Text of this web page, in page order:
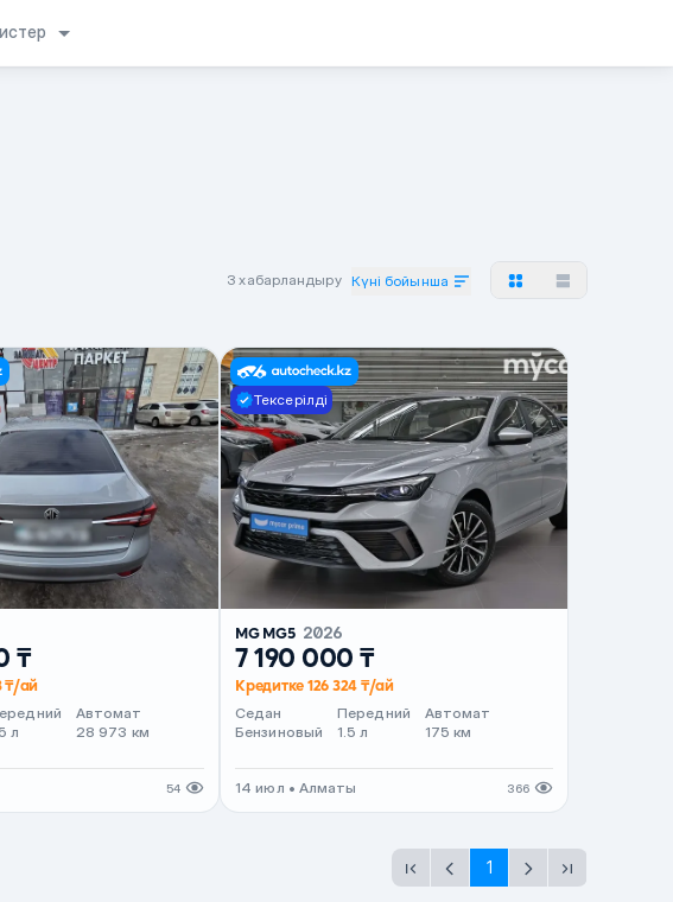
3 хабарландыру Күні бойынша
₸
₸/ай
л
Автомат
28 973 км
54
Тексерілді
MG MG5 2026
7 190 000 ₸
Кредитке 126 324 ₸/ай
Седан
Бензиновый
Передний
1.5 л
Автомат
175 км
14 июл • Алматы 366
1